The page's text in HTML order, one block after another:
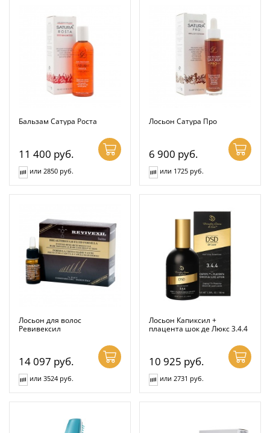
Бальзам Сатура Роста
11 400 руб.
или 2850 руб.
Лосьон Сатура Про
6 900 руб.
или 1725 руб.
Лосьон для волос
Ревивексил
14 097 руб.
или 3524 руб.
Лосьон Капиксил +
плацента шок де Люкс 3.4.4
10 925 руб.
или 2731 руб.